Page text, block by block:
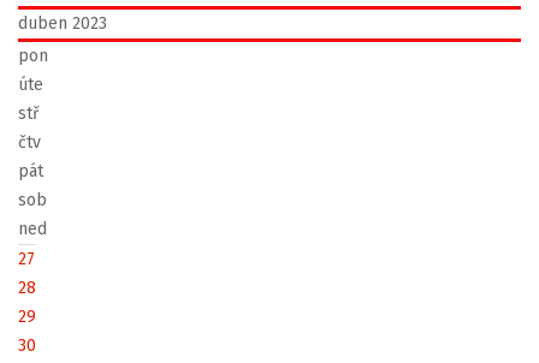
duben 2023
pon
úte
stř
čtv
pát
sob
ned
27
28
29
30